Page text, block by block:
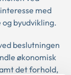
med
byudvikling.
beslutningen
økonomisk
det forhold,